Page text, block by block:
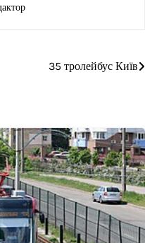
35 тролейбус Київ